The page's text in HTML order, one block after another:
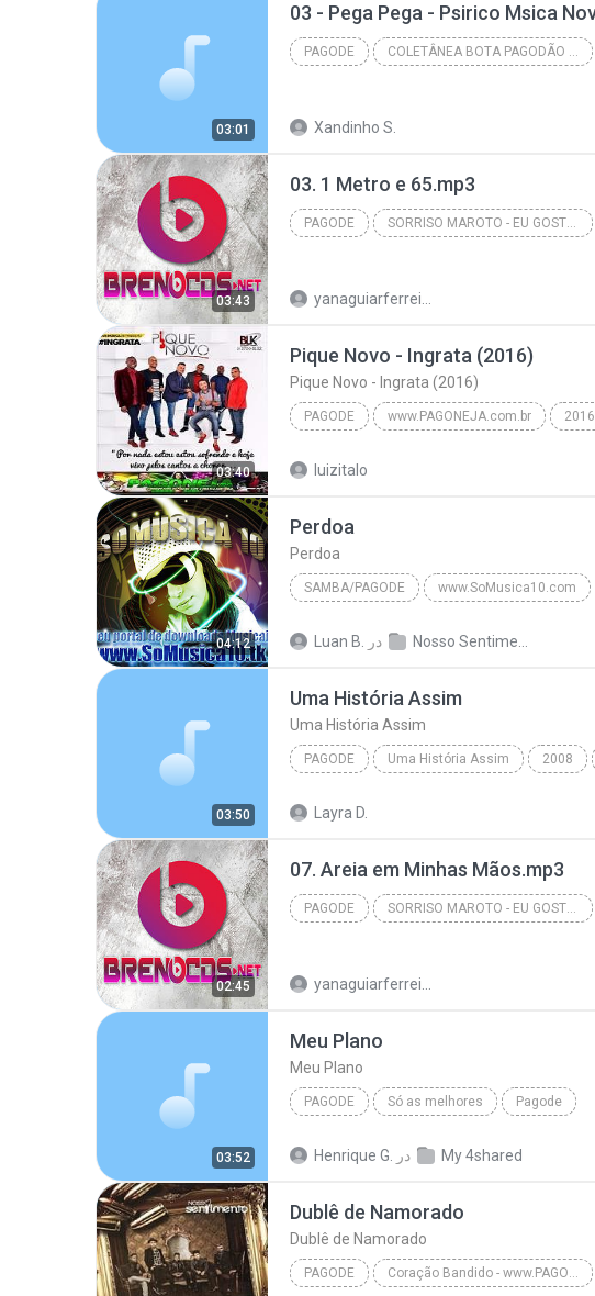
03:01
PAGODE COLETÂNEA BOTA PAGODÃO - VERÃO 2016 - DJ BATEYA
Xandinho S.
03:43
03. 1 Metro e 65.mp3
PAGODE SORRISO MAROTO - EU GOSTO - AO VIVO NO MARACANÃZINHO 2014
03:40
Pique Novo - Ingrata (2016)
Pique Novo - Ingrata (2016)
PAGODE www.PAGONEJA.com.br 2016
luizitalo
04:12
Perdoa
Perdoa
SAMBA/PAGODE www.SoMusica10.com
Luan B. در
03:50
Uma História Assim
Uma História Assim
PAGODE Uma História Assim 2008
Layra D.
02:45
07. Areia em Minhas Mãos.mp3
PAGODE SORRISO MAROTO - EU GOSTO - AO VIVO NO MARACANÃZINHO 2014
03:52
Meu Plano
Meu Plano
PAGODE Só as melhores Pagode
Henrique G. در My 4shared
Dublê de Namorado
Dublê de Namorado
PAGODE Coração Bandido - www.PAGONEJA.com